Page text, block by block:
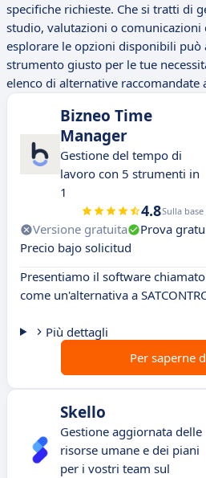
specifiche richieste. Che si tratti di
studio, valutazioni o
esplorare le opzioni disponibili
strumento giusto per le tue
elenco di alternative raccomandate
Bizneo Time
Manager
Gestione del tempo di
lavoro con 5 strumenti in
1
4.8Sulla base
Versione gratuita Prova
Precio bajo solicitud
Presentiamo il software
come un'alternativa a
Più dettagli
Per saperne
Skello
Gestione aggiornata delle
risorse umane e dei piani
per i vostri team sul